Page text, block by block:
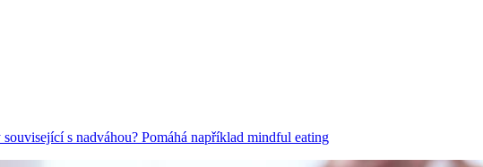
s nadváhou? Pomáhá například mindful eating